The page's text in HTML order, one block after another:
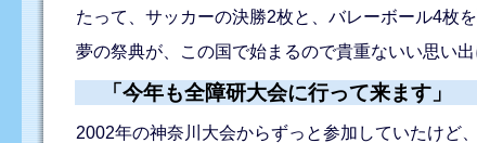
たって、サッカーの決勝2枚と、バレーボール4枚
夢の祭典が、この国で始まるので貴重ないい思い
「今年も全障研大会に行って来ます」
2002年の神奈川大会からずっと参加していたけど